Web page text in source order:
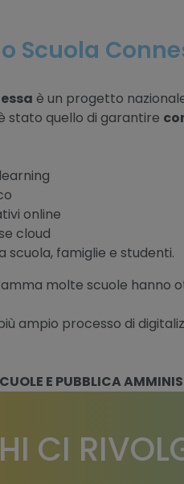
Scuola
è un progetto
stato quello di garantire
online
cloud
scuola, famiglie e studenti.
molte scuole hanno
ampio processo di
E PUBBLICA
CI